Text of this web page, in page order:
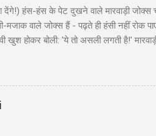
देंगे!) हंस-हंस के पेट दुखने वाले मारवाड़ी
मजाक वाले जोक्स हैं - पढ़ते ही हंसी नहीं रोक
खुश होकर बोली: 'ये तो असली लगती है!'
बेटा: हां पापा, इसीलिए तो ₹10,000 कमाए...
लिए कुछ खरीद...